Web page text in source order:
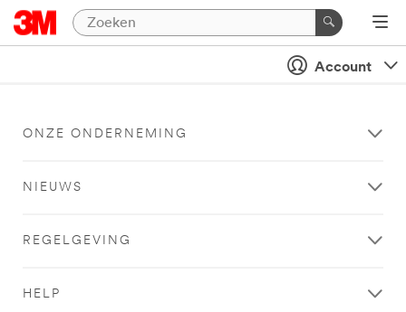
Account
ONZE ONDERNEMING
NIEUWS
REGELGEVING
HELP